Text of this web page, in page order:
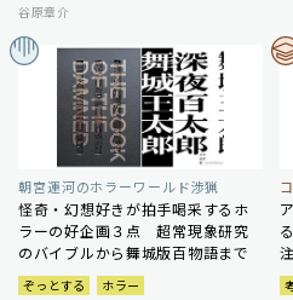
谷原章介
朝宮運河のホラーワールド渉猟
怪奇・幻想好きが拍手喝采するホ
ラーの好企画３点 超常現象研究
のバイブルから舞城版百物語まで
ぞっとする
ホラー